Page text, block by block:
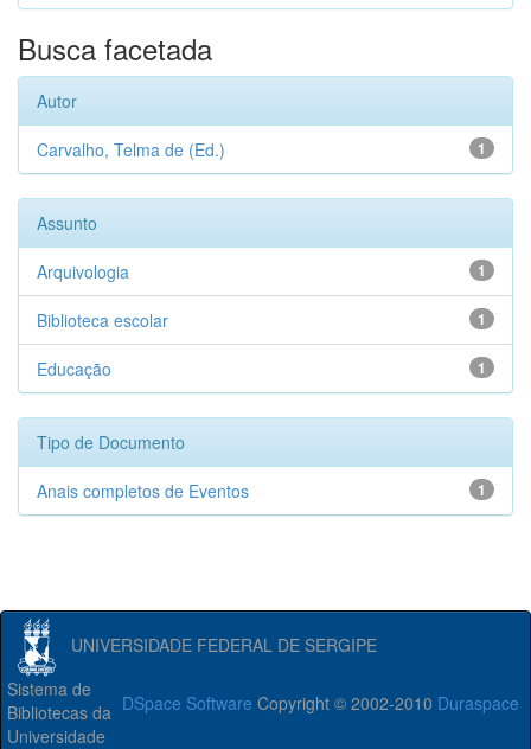
Busca facetada
Autor
1
Carvalho, Telma de (Ed.)
Assunto
1
Arquivologia
1
Biblioteca escolar
1
Educação
Tipo de Documento
1
Anais completos de Eventos
UNIVERSIDADE FEDERAL DE SERGIPE
DSpace Software Copyright © 2002-2010 Duraspace
Sistema de
Bibliotecas da
Universidade